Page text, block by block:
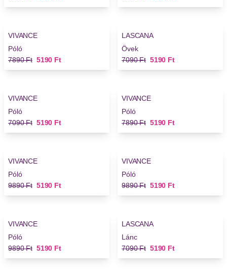
VIVANCE
Póló
Régi ár
7890 Ft Új ár
5190 Ft
LASCANA
Övek
Régi ár
7090 Ft Új ár
5190 Ft
VIVANCE
Póló
Régi ár
7090 Ft Új ár
5190 Ft
VIVANCE
Póló
Régi ár
7890 Ft Új ár
5190 Ft
VIVANCE
Póló
Régi ár
9890 Ft Új ár
5190 Ft
VIVANCE
Póló
Régi ár
9890 Ft Új ár
5190 Ft
VIVANCE
Póló
Régi ár
9890 Ft Új ár
5190 Ft
LASCANA
Lánc
Régi ár
7090 Ft Új ár
5190 Ft